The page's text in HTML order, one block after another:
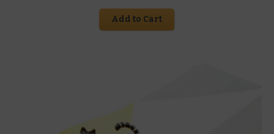
Add to Cart